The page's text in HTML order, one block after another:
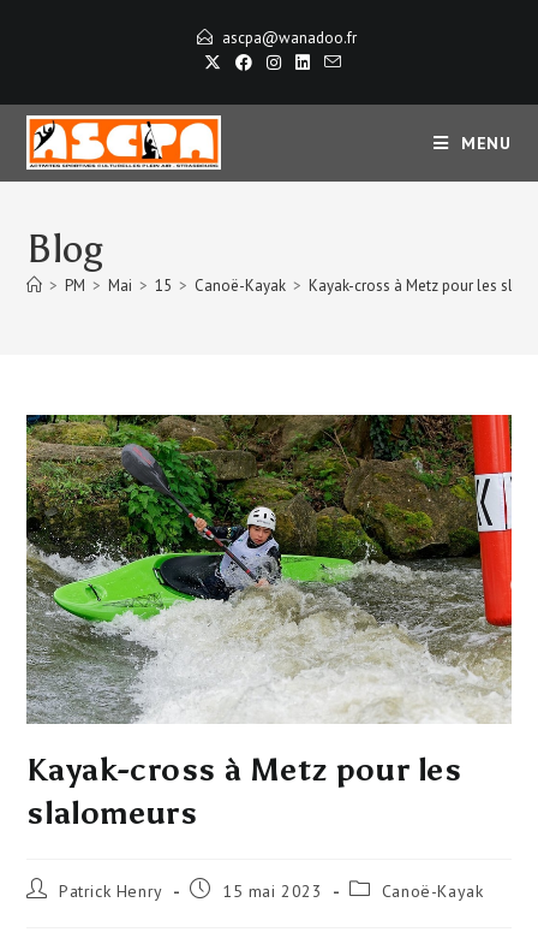
ascpa@wanadoo.fr
MENU
Blog
> PM > Mai > 15 > Canoë-Kayak > Kayak-cross à Metz pour les
Kayak-cross à Metz pour les
slalomeurs
Patrick Henry 15 mai 2023 Canoë-Kayak